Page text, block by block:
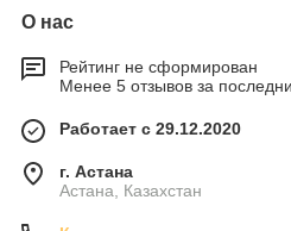
О нас
Рейтинг не сформирован
Менее 5 отзывов за
Работает с 29.12.2020
г. Астана
Астана, Казахстан